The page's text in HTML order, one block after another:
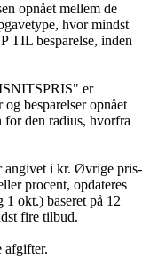
opnået mellem de
hvor mindst
TIL besparelse, inden
er
besparelser opnået
for den radius, hvorfra
angivet i kr. Øvrige pris-
procent, opdateres
okt.) baseret på 12
fire tilbud.
afgifter.